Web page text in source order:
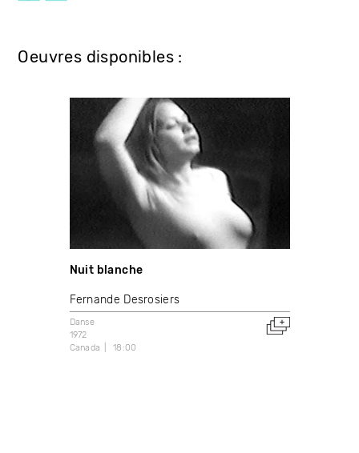
Oeuvres disponibles :
Nuit blanche
Fernande Desrosiers
Danse
1972
Canada
18:00